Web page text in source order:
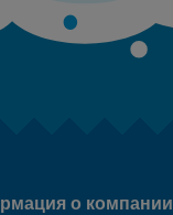
о компании